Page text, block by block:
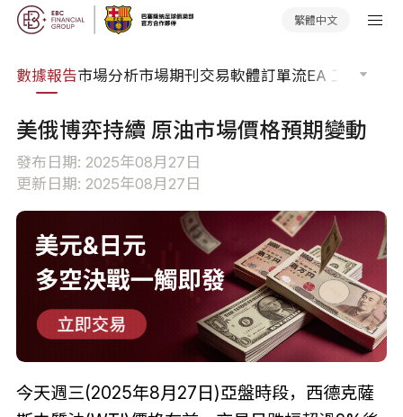
繁體中文
數據報告市場分析市場期刊交易軟體訂單流EA 工具庫
美俄博弈持續 原油市場價格預期變動
發布日期: 2025年08月27日
更新日期: 2025年08月27日
今天週三(2025年8月27日)亞盤時段，西德克薩